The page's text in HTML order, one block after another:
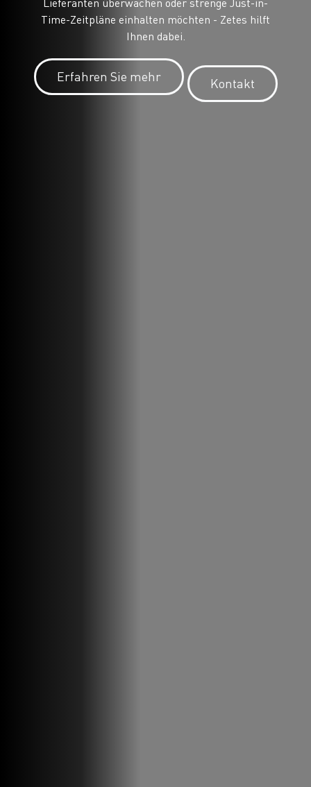
Lieferanten überwachen oder strenge Just-in-
Time-Zeitpläne einhalten möchten - Zetes hilft
Ihnen dabei.
Erfahren Sie mehr Kontakt